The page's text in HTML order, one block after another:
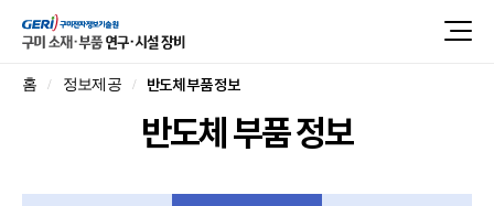
홈 정보제공 반도체 부품 정보
반도체 부품 정보